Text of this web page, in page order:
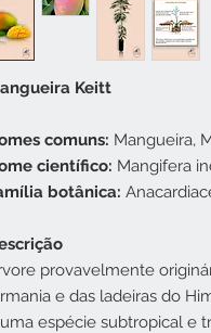
Keitt
comuns: Mangueira,
científico: Mangifera
botânica:
provavelmente
e das ladeiras do
espécie subtropical e